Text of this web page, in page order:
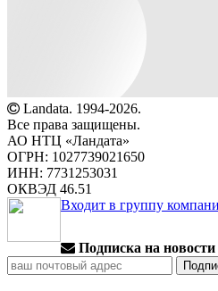
Landata. 1994-2026.
Все права защищены.
АО НТЦ «Ландата»
ОГРН: 1027739021650
ИНН: 7731253031
ОКВЭД 46.51
Входит в группу
Подписка на новости